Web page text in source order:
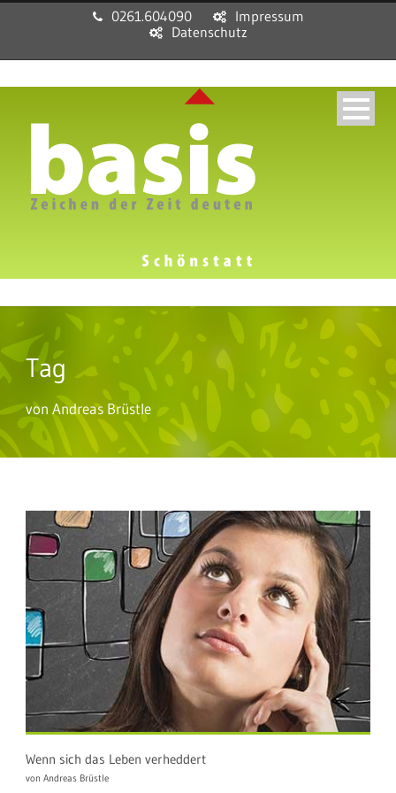
0261.604090
Impressum
Datenschutz
Tag
von Andreas Brüstle
Wenn sich das Leben verheddert
von Andreas Brüstle